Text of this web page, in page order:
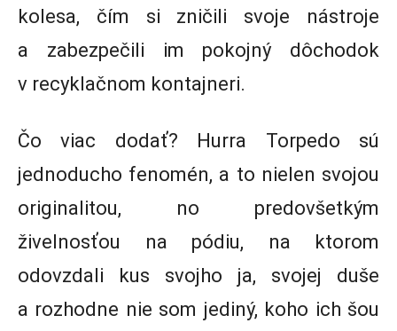
kolesa, čím si zničili svoje nástroje
a zabezpečili im pokojný dôchodok
v recyklačnom kontajneri.
Čo viac dodať? Hurra Torpedo sú
jednoducho fenomén, a to nielen svojou
originalitou, no predovšetkým
živelnosťou na pódiu, na ktorom
odovzdali kus svojho ja, svojej duše
a rozhodne nie som jediný, koho ich šou